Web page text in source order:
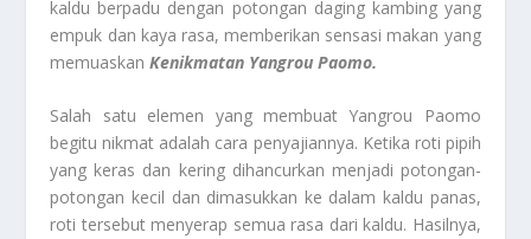
kaldu berpadu dengan potongan daging kambing yang
empuk dan kaya rasa, memberikan sensasi makan yang
memuaskan Kenikmatan Yangrou Paomo.
Salah satu elemen yang membuat Yangrou Paomo
begitu nikmat adalah cara penyajiannya. Ketika roti pipih
yang keras dan kering dihancurkan menjadi potongan-
potongan kecil dan dimasukkan ke dalam kaldu panas,
roti tersebut menyerap semua rasa dari kaldu. Hasilnya,